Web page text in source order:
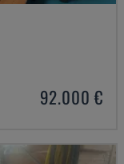
92.000 €